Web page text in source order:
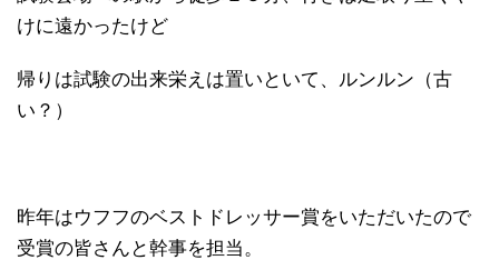
けに遠かったけど
帰りは試験の出来栄えは置いといて、ルンルン（古
い？）
昨年はウフフのベストドレッサー賞をいただいたので
受賞の皆さんと幹事を担当。